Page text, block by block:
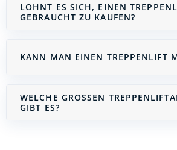
LOHNT ES SICH, EINEN
GEBRAUCHT ZU KAUFEN?
KANN MAN EINEN TREPPENLIFT
WELCHE GROSSEN
IBT ES?